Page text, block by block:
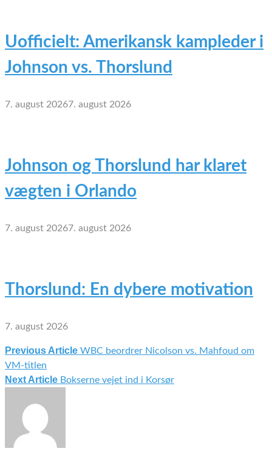
Uofficielt: Amerikansk kampleder i
Johnson vs. Thorslund
7. august 20267. august 2026
Johnson og Thorslund har klaret
vægten i Orlando
7. august 20267. august 2026
Thorslund: En dybere motivation
7. august 2026
Indlægsnavigation
Previous Article WBC beordrer Nicolson vs. Mahfoud om
VM-titlen
Next Article Bokserne vejet ind i Korsør